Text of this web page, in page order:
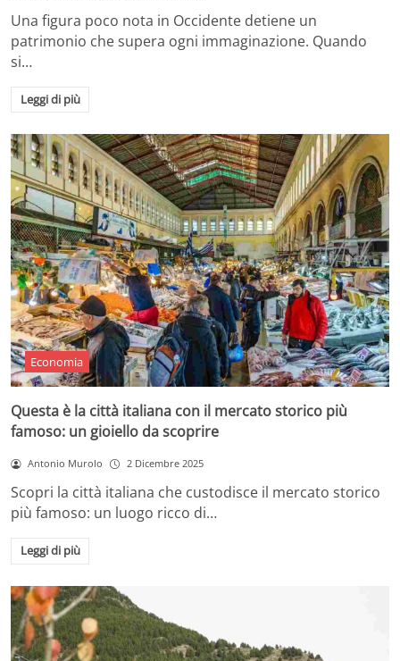
Una figura poco nota in Occidente detiene un
patrimonio che supera ogni immaginazione. Quando
si…
Leggi di più
Economia
Questa è la città italiana con il mercato storico più
famoso: un gioiello da scoprire
Antonio Murolo 2 Dicembre 2025
Scopri la città italiana che custodisce il mercato storico
più famoso: un luogo ricco di…
Leggi di più